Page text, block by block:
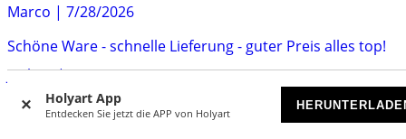
Holyart App
Entdecken Sie jetzt die APP von Holyart
Marco | 7/28/2026
Schöne Ware - schnelle Lieferung - guter Preis alles top!
Jochen|7/23/2026
Lief alles bestens, der Umtausch, ich hatte eine falsche
Größe bestellt, war ganz einfach und sehr kulant.